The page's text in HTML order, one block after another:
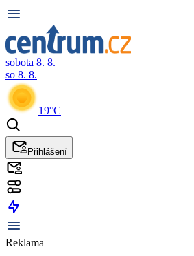
sobota 8. 8.
so 8. 8.
19°C
Přihlášení
Reklama